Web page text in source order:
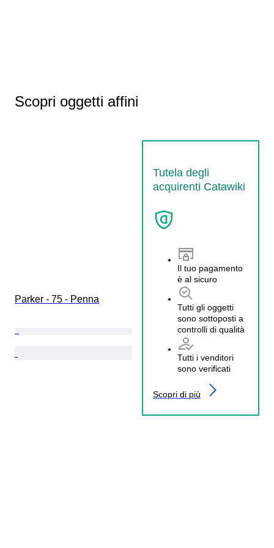
Scopri oggetti affini
Tutela degli
acquirenti Catawiki
Il tuo pagamento
è al sicuro
Tutti gli oggetti
sono sottoposti a
controlli di qualità
Tutti i venditori
sono verificati
Scopri di più
Parker - 75 - Penna